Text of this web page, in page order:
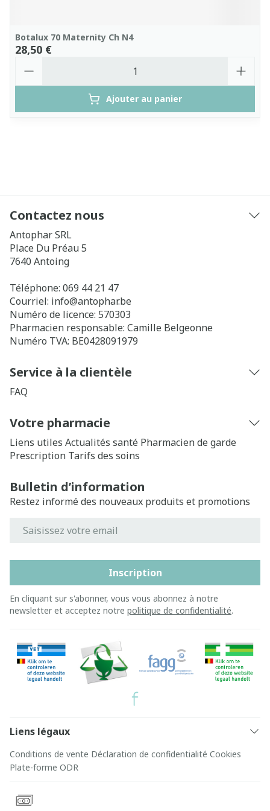
Botalux 70 Maternity Ch N4
28,50 €
Ajouter au panier
Contactez nous
Antophar SRL
Place Du Préau 5
7640 Antoing
Téléphone: 069 44 21 47
Courriel: info@antophar.be
Numéro de licence: 570303
Pharmacien responsable: Camille Belgeonne
Numéro TVA: BE0428091979
Service à la clientèle
FAQ
Votre pharmacie
Liens utiles Actualités santé Pharmacien de garde
Prescription Tarifs des soins
Bulletin d’information
Restez informé des nouveaux produits et promotions
Inscription
En cliquant sur s'abonner, vous vous abonnez à notre
newsletter et acceptez notre politique de confidentialité.
Liens légaux
Conditions de vente Déclaration de confidentialité Cookies
Plate-forme ODR